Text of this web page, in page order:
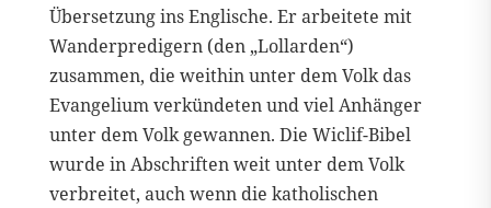
Übersetzung ins Englische. Er arbeitete mit
Wanderpredigern (den „Lollarden“)
zusammen, die weithin unter dem Volk das
Evangelium verkündeten und viel Anhänger
unter dem Volk gewannen. Die Wiclif-Bibel
wurde in Abschriften weit unter dem Volk
verbreitet, auch wenn die katholischen